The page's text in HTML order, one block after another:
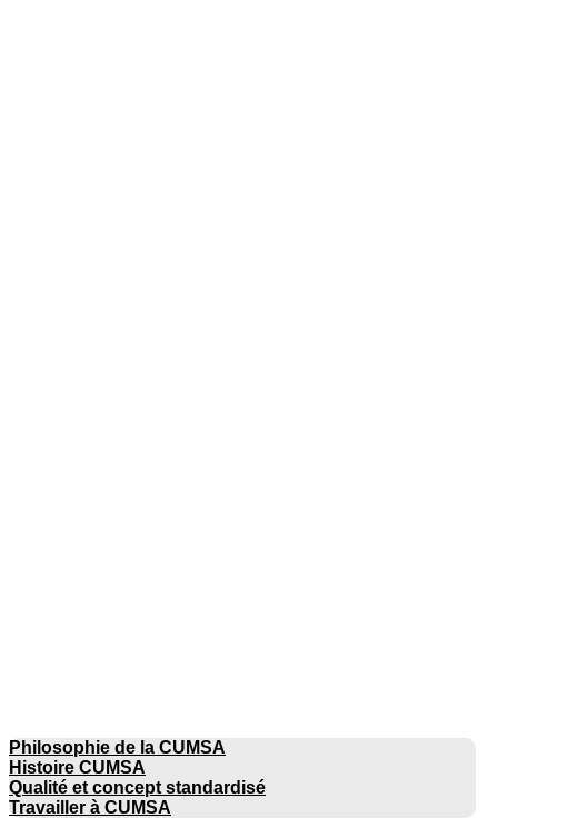
Philosophie de la CUMSA
Histoire CUMSA
Qualité et concept standardisé
Travailler à CUMSA